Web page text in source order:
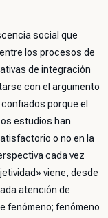
social que
los procesos de
de integración
con el argumento
porque el
estudios han
o no en la
cada vez
viene, desde
atención de
fenómeno; fenómeno